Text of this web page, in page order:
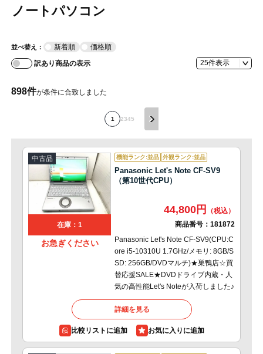
ノートパソコン
並べ替え： 新着順
価格順
訳あり商品の表示
898件が条件に合致しました
1 2345
中古品
在庫：1
お急ぎください
機能ランク:並品 外観ランク:並品
Panasonic Let's Note CF-SV9
（第10世代CPU）
44,800円
商品番号： 181872
Panasonic Let's Note CF-SV9(CPU:C
ore i5-10310U 1.7GHz/メモリ: 8GB/S
SD: 256GB/DVDマルチ)★巣鴨店☆買
替応援SALE★DVDドライブ内蔵・人
気の高性能Let's Noteが入荷しました♪
詳細を見る
比較リストに追加